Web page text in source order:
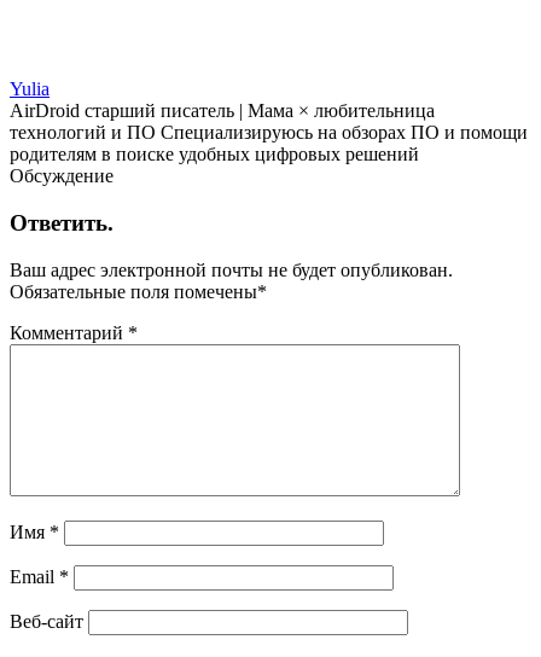
Yulia
AirDroid старший писатель | Мама × любительница
технологий и ПО Специализируюсь на обзорах ПО и помощи
родителям в поиске удобных цифровых решений
Обсуждение
Ответить.
Ваш адрес электронной почты не будет опубликован.
Обязательные поля помечены*
Комментарий *
Имя *
Email *
Веб-сайт